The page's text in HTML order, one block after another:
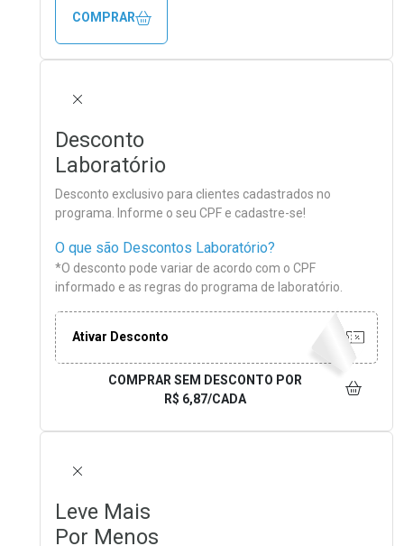
COMPRAR
FECHAR
Desconto
Laboratório
Desconto exclusivo para clientes cadastrados no
programa. Informe o seu CPF e cadastre-se!
O que são Descontos Laboratório?
*O desconto pode variar de acordo com o CPF
informado e as regras do programa de laboratório.
Ativar Desconto
COMPRAR SEM DESCONTO POR
R$ 6,87/CADA
FECHAR
Leve Mais
Por Menos